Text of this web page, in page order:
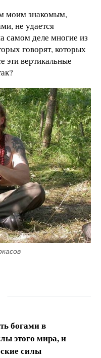
моим знакомым,
не удается
самом деле многие из
говорят, которых
эти вертикальные
богами в
этого мира, и
силы